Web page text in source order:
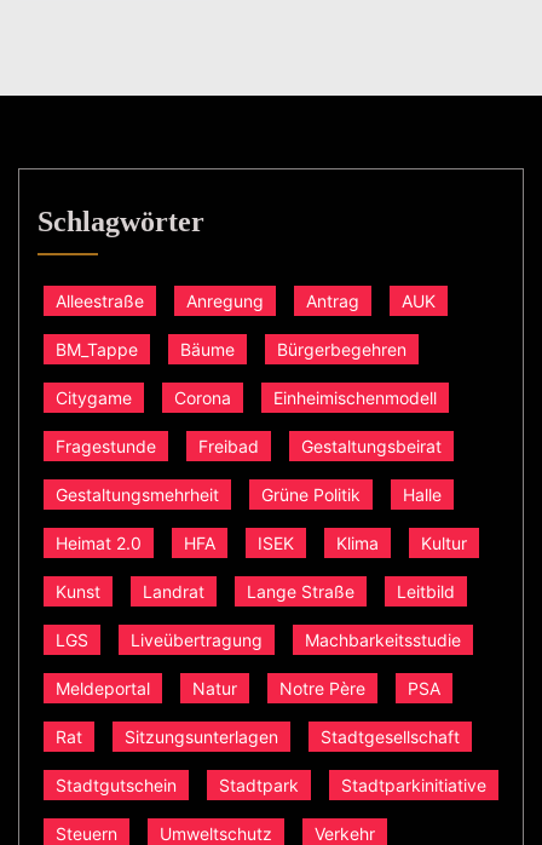
Schlagwörter
Alleestraße Anregung Antrag AUK
BM_Tappe Bäume Bürgerbegehren
Citygame Corona Einheimischenmodell
Fragestunde Freibad Gestaltungsbeirat
Gestaltungsmehrheit Grüne Politik Halle
Heimat 2.0 HFA ISEK Klima Kultur
Kunst Landrat Lange Straße Leitbild
LGS Liveübertragung Machbarkeitsstudie
Meldeportal Natur Notre Père PSA
Rat Sitzungsunterlagen Stadtgesellschaft
Stadtgutschein Stadtpark Stadtparkinitiative
Steuern Umweltschutz Verkehr